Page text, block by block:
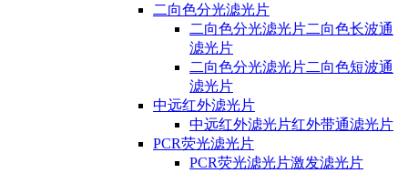
二向色分光滤光片
二向色分光滤光片二向色长波通
滤光片
二向色分光滤光片二向色短波通
滤光片
中远红外滤光片
中远红外滤光片红外带通滤光片
PCR荧光滤光片
PCR荧光滤光片激发滤光片